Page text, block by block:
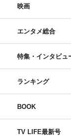
映画
エンタメ総合
特集・インタビュ
ランキング
BOOK
TV LIFE最新号